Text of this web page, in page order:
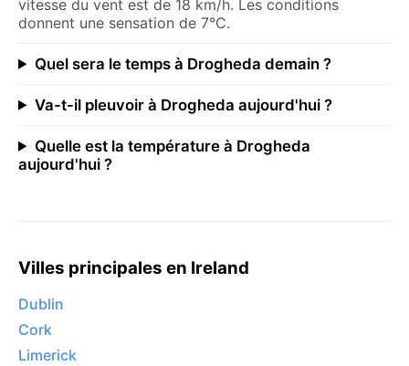
vitesse du vent est de 18 km/h. Les conditions
donnent une sensation de 7°C.
Quel sera le temps à Drogheda demain ?
Va-t-il pleuvoir à Drogheda aujourd'hui ?
Quelle est la température à Drogheda
aujourd'hui ?
Villes principales en Ireland
Dublin
Cork
Limerick